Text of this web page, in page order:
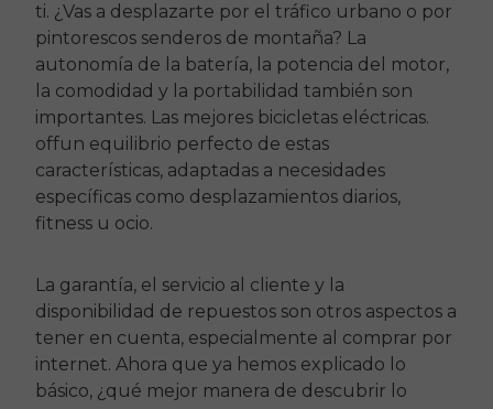
ti. ¿Vas a desplazarte por el tráfico urbano o por
pintorescos senderos de montaña? La
autonomía de la batería, la potencia del motor,
la comodidad y la portabilidad también son
importantes. Las mejores bicicletas eléctricas.
offun equilibrio perfecto de estas
características, adaptadas a necesidades
específicas como desplazamientos diarios,
fitness u ocio.
La garantía, el servicio al cliente y la
disponibilidad de repuestos son otros aspectos a
tener en cuenta, especialmente al comprar por
internet. Ahora que ya hemos explicado lo
básico, ¿qué mejor manera de descubrir lo